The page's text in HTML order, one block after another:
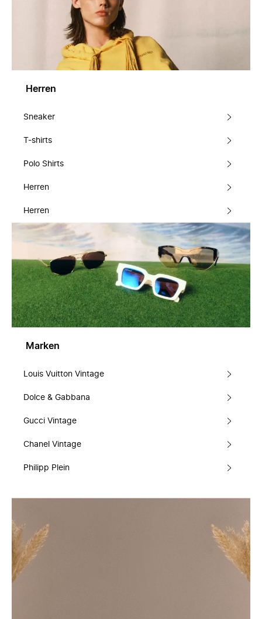
Herren
Sneaker
T-shirts
Polo Shirts
Herren
Herren
Marken
Louis Vuitton Vintage
Dolce & Gabbana
Gucci Vintage
Chanel Vintage
Philipp Plein